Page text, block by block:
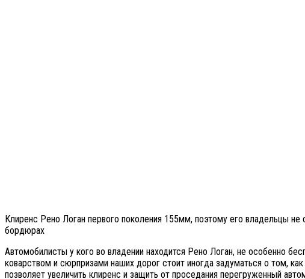
Клиренс Рено Логан первого поколения 155мм, поэтому его владельцы не
бордюрах
Автомобилисты у кого во владении находится Рено Логан, не особенно
коварством и сюрпризами наших дорог стоит иногда задуматься о том,
позволяет увеличить клиренс и защить от проседания перегруженный